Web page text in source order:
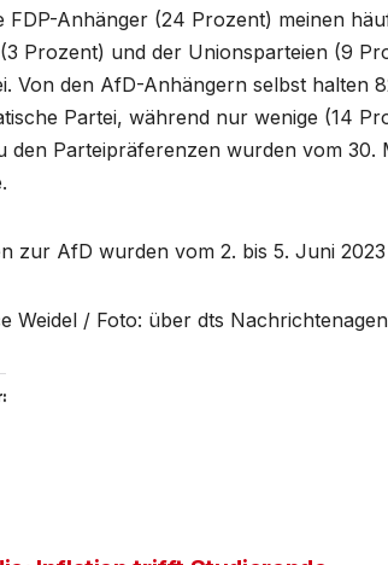
FDP-Anhänger (24 Prozent) meinen
Prozent) und der Unionsparteien (9
Von den AfD-Anhängern selbst halten
Partei, während nur wenige (14
den Parteipräferenzen wurden vom 30.
zur AfD wurden vom 2. bis 5. Juni
Weidel / Foto: über dts